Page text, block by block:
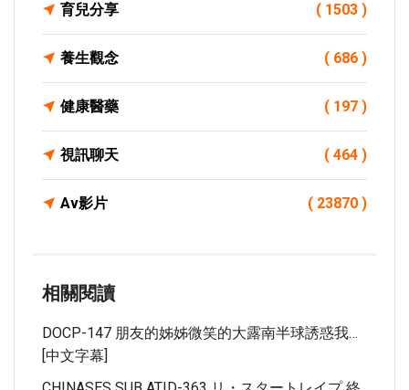
育兒分享 ( 1503 )
養生觀念 ( 686 )
健康醫藥 ( 197 )
視訊聊天 ( 464 )
Av影片 ( 23870 )
相關閱讀
DOCP-147 朋友的姊姊微笑的大露南半球誘惑我…
[中文字幕]